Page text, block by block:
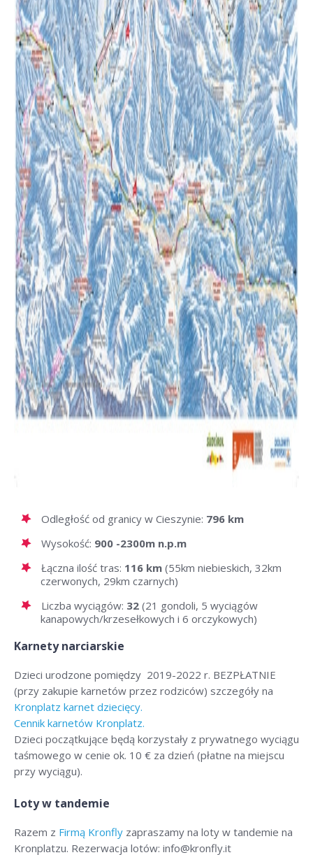
Odległość od granicy w Cieszynie: 796 km
Wysokość: 900 -2300m n.p.m
Łączna ilość tras: 116 km (55km niebieskich, 32km
czerwonych, 29km czarnych)
Liczba wyciągów: 32 (21 gondoli, 5 wyciągów
kanapowych/krzesełkowych i 6 orczykowych)
Karnety narciarskie
Dzieci urodzone pomiędzy 2019-2022 r. BEZPŁATNIE
(przy zakupie karnetów przez rodziców) szczegóły na
Kronplatz karnet dziecięcy.
Cennik karnetów Kronplatz.
Dzieci początkujące będą korzystały z prywatnego wyciągu
taśmowego w cenie ok. 10 € za dzień (płatne na miejscu
przy wyciągu).
Loty w tandemie
Razem z Firmą Kronfly zapraszamy na loty w tandemie na
Kronplatzu. Rezerwacja lotów: info@kronfly.it